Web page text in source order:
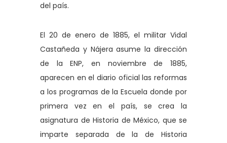
del país.
El 20 de enero de 1885, el militar Vidal
Castañeda y Nájera asume la dirección
de la ENP, en noviembre de 1885,
aparecen en el diario oficial las reformas
a los programas de la Escuela donde por
primera vez en el país, se crea la
asignatura de Historia de México, que se
imparte separada de la de Historia